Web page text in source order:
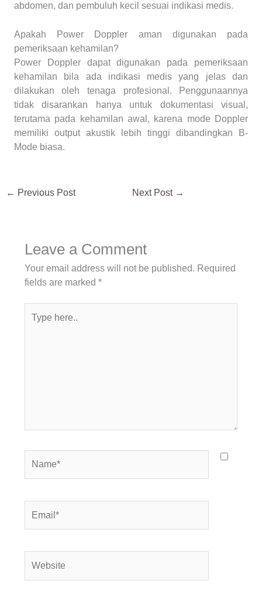
abdomen, dan pembuluh kecil sesuai indikasi medis.
Apakah Power Doppler aman digunakan pada
pemeriksaan kehamilan?
Power Doppler dapat digunakan pada pemeriksaan
kehamilan bila ada indikasi medis yang jelas dan
dilakukan oleh tenaga profesional. Penggunaannya
tidak disarankan hanya untuk dokumentasi visual,
terutama pada kehamilan awal, karena mode Doppler
memiliki output akustik lebih tinggi dibandingkan B-
Mode biasa.
← Previous Post Next Post →
Leave a Comment
Your email address will not be published. Required
fields are marked *
here..